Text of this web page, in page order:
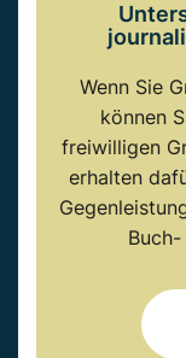
Wenn Sie
können
freiwilligen
erhalten